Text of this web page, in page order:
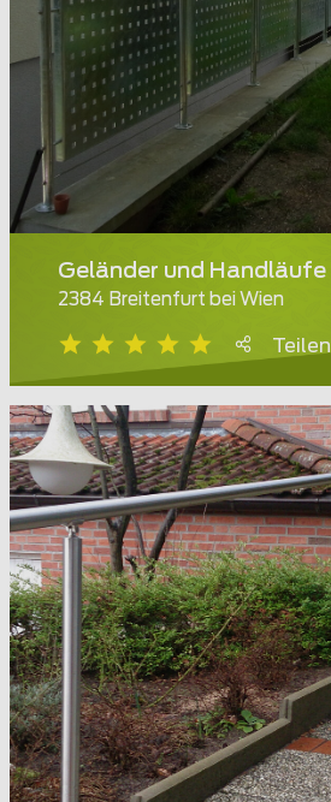
Geländer und Handläufe
2384 Breitenfurt bei Wien
Teilen